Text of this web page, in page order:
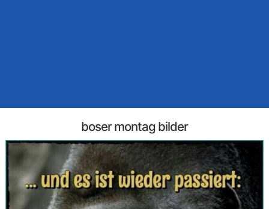
boser montag bilder